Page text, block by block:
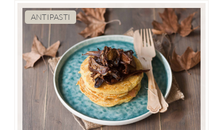
ANTIPASTI